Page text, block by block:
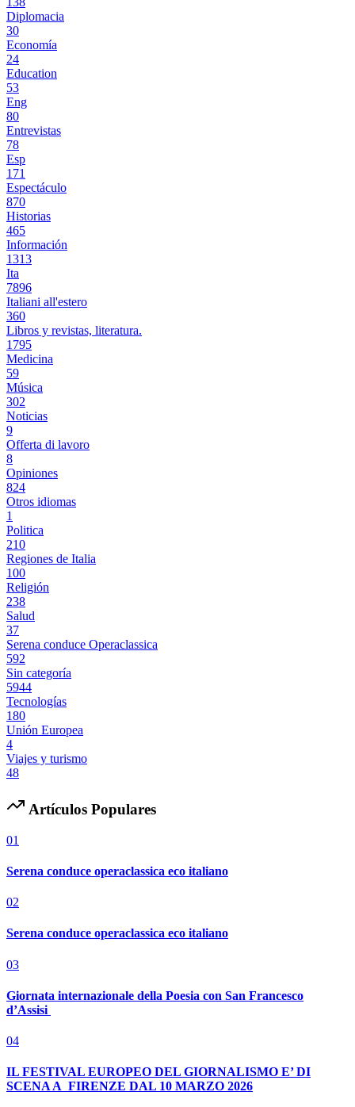
Diplomacia
30
Economía
24
Education
53
Eng
80
Entrevistas
78
Esp
171
Espectáculo
870
Historias
465
Información
1313
Ita
7896
Italiani all'estero
360
Libros y revistas, literatura.
1795
Medicina
59
Música
302
Noticias
9
Offerta di lavoro
8
Opiniones
824
Otros idiomas
1
Politica
210
Regiones de Italia
100
Religión
238
Salud
37
Serena conduce Operaclassica
592
Sin categoría
5944
Tecnologías
180
Unión Europea
4
Viajes y turismo
48
Artículos Populares
01
Serena conduce operaclassica eco italiano
02
Serena conduce operaclassica eco italiano
03
Giornata internazionale della Poesia con San Francesco
d’Assisi
04
IL FESTIVAL EUROPEO DEL GIORNALISMO E’ DI
SCENA A FIRENZE DAL 10 MARZO 2026